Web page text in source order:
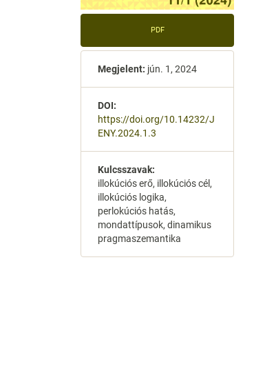
PDF
Megjelent: jún. 1, 2024
DOI:
https://doi.org/10.14232/J
ENY.2024.1.3
Kulcsszavak:
illokúciós erő, illokúciós cél,
illokúciós logika,
perlokúciós hatás,
mondattípusok, dinamikus
pragmaszemantika